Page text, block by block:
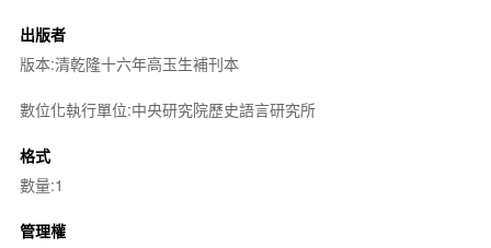
出版者
版本:清乾隆十六年高玉生補刊本
數位化執行單位:中央研究院歷史語言研究所
格式
數量:1
管理權